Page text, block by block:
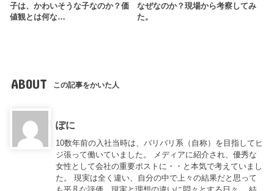
子は、かわいそうな子なのか？価
値観とは何な…
なぜなのか？現場から考察してみ
た。
ABOUT この記事をかいた人
ぽに
10数年前の入社当時は、バリバリ系（自称）を目指してヒ
ジ張って働いていました。 メディアに紹介され、優秀な
女性として会社の重要ポストに・・と本気で考えていまし
た。 現実は全く違い、自分の中で上々の結果だと思って